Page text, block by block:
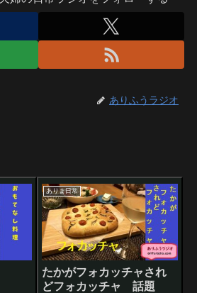
ありふうラジオ
ありま日常
たかがフォカッチャされ
どフォカッチャ 話題